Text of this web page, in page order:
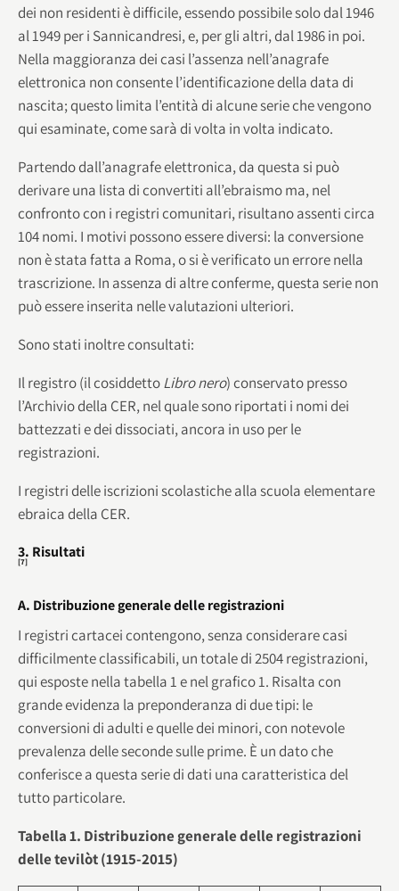
dei non residenti è difficile, essendo possibile solo dal 1946
al 1949 per i Sannicandresi, e, per gli altri, dal 1986 in poi.
Nella maggioranza dei casi l’assenza nell’anagrafe
elettronica non consente l’identificazione della data di
nascita; questo limita l’entità di alcune serie che vengono
qui esaminate, come sarà di volta in volta indicato.
Partendo dall’anagrafe elettronica, da questa si può
derivare una lista di convertiti all’ebraismo ma, nel
confronto con i registri comunitari, risultano assenti circa
104 nomi. I motivi possono essere diversi: la conversione
non è stata fatta a Roma, o si è verificato un errore nella
trascrizione. In assenza di altre conferme, questa serie non
può essere inserita nelle valutazioni ulteriori.
Sono stati inoltre consultati:
Il registro (il cosiddettoLibro nero) conservato presso
l’Archivio della CER, nel quale sono riportati i nomi dei
battezzati e dei dissociati, ancora in uso per le
registrazioni.
I registri delle iscrizioni scolastiche alla scuola elementare
ebraica della CER.
3. Risultati
[7]
A. Distribuzione generale delle registrazioni
I registri cartacei contengono, senza considerare casi
difficilmente classificabili, un totale di 2504 registrazioni,
qui esposte nella tabella 1 e nel grafico 1. Risalta con
grande evidenza la preponderanza di due tipi: le
conversioni di adulti e quelle dei minori, con notevole
prevalenza delle seconde sulle prime. È un dato che
conferisce a questa serie di dati una caratteristica del
tutto particolare.
Tabella 1. Distribuzione generale delle registrazioni
delle tevilòt (1915-2015)